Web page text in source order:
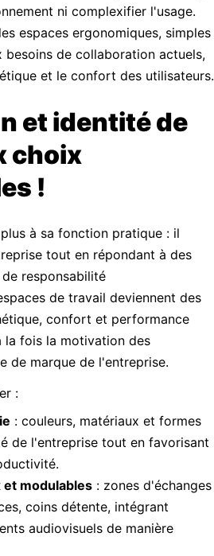
ni complexifier l'usage.
espaces ergonomiques, simples
besoins de collaboration actuels,
et le confort des utilisateurs.
et identité de
choix
!
à sa fonction pratique : il
tout en répondant à des
responsabilité
de travail deviennent des
confort et performance
fois la motivation des
de marque de l'entreprise.
:
: couleurs, matériaux et formes
de l'entreprise tout en favorisant
et modulables : zones d'échanges
coins détente, intégrant
audiovisuels de manière